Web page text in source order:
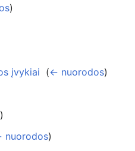
)
įvykiai
(← nuorodos)
)
nuorodos)